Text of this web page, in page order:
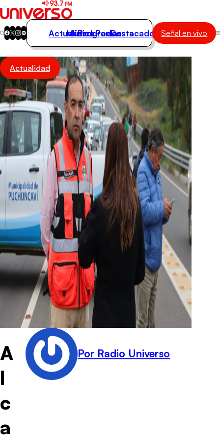
Actualidad
Música
Programas
Podcasts
Destacados
Actualidad
Música
Programas
Podcasts
Destacados Señal en vivo
Actualidad
A
l
c
a
Por Radio Universo